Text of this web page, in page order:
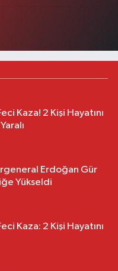
Kaza! 2 Kişi Hayatını
Erdoğan Gür
Yükseldi
Kaza: 2 Kişi Hayatını